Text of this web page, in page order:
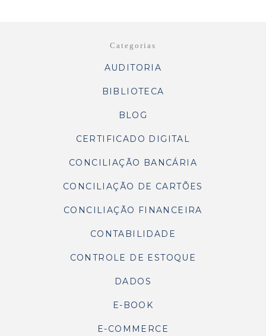
Categorias
AUDITORIA
BIBLIOTECA
BLOG
CERTIFICADO DIGITAL
CONCILIAÇÃO BANCÁRIA
CONCILIAÇÃO DE CARTÕES
CONCILIAÇÃO FINANCEIRA
CONTABILIDADE
CONTROLE DE ESTOQUE
DADOS
E-BOOK
E-COMMERCE